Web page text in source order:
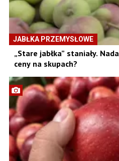
JABŁKA PRZEMYSŁOWE
„Stare jabłka” staniały.
ceny na skupach?